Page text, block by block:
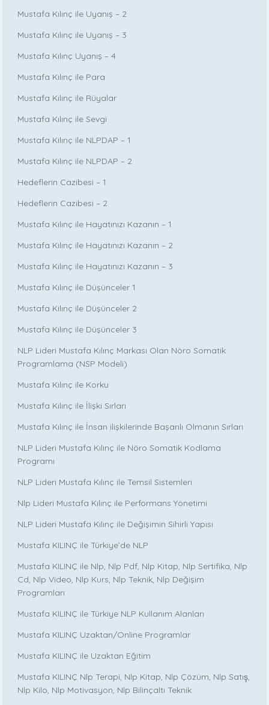
Mustafa Kılınç ile Uyanış – 2
Mustafa Kılınç ile Uyanış – 3
Mustafa Kılınç Uyanış – 4
Mustafa Kılınç ile Para
Mustafa Kılınç ile Rüyalar
Mustafa Kılınç ile Sevgi
Mustafa Kılınç ile NLPDAP – 1
Mustafa Kılınç ile NLPDAP – 2
Hedeflerin Cazibesi – 1
Hedeflerin Cazibesi – 2
Mustafa Kılınç ile Hayatınızı Kazanın – 1
Mustafa Kılınç ile Hayatınızı Kazanın – 2
Mustafa Kılınç ile Hayatınızı Kazanın – 3
Mustafa Kılınç ile Düşünceler 1
Mustafa Kılınç ile Düşünceler 2
Mustafa Kılınç ile Düşünceler 3
NLP Lideri Mustafa Kılınç Markası Olan Nöro Somatik
Programlama (NSP Modeli)
Mustafa Kılınç ile Korku
Mustafa Kılınç ile İlişki Sırları
Mustafa Kılınç ile İnsan ilişkilerinde Başarılı Olmanın Sırları
NLP Lideri Mustafa Kılınç ile Nöro Somatik Kodlama
Programı
NLP Lideri Mustafa Kılınç ile Temsil Sistemleri
Nlp Lideri Mustafa Kılınç ile Performans Yönetimi
NLP Lideri Mustafa Kılınç ile Değişimin Sihirli Yapısı
Mustafa KILINÇ ile Türkiye’de NLP
Mustafa KILINÇ ile Nlp, Nlp Pdf, Nlp Kitap, Nlp Sertifika, Nlp
Cd, Nlp Video, Nlp Kurs, Nlp Teknik, Nlp Değişim
Programları
Mustafa KILINÇ ile Türkiye NLP Kullanım Alanları
Mustafa KILINÇ Uzaktan/Online Programlar
Mustafa KILINÇ ile Uzaktan Eğitim
Mustafa KILINÇ Nlp Terapi, Nlp Kitap, Nlp Çözüm, Nlp Satış,
Nlp Kilo, Nlp Motivasyon, Nlp Bilinçaltı Teknik